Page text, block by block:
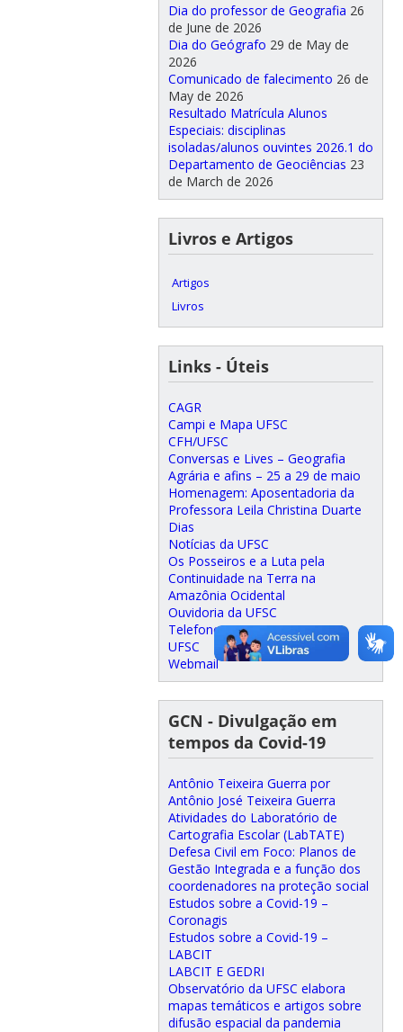
Dia do professor de Geografia 26
de June de 2026
Dia do Geógrafo 29 de May de
2026
Comunicado de falecimento 26 de
May de 2026
Resultado Matrícula Alunos
Especiais: disciplinas
isoladas/alunos ouvintes 2026.1 do
Departamento de Geociências 23
de March de 2026
Livros e Artigos
Artigos
Livros
Links - Úteis
CAGR
Campi e Mapa UFSC
CFH/UFSC
Conversas e Lives – Geografia
Agrária e afins – 25 a 29 de maio
Homenagem: Aposentadoria da
Professora Leila Christina Duarte
Dias
Notícias da UFSC
Os Posseiros e a Luta pela
Continuidade na Terra na
Amazônia Ocidental
Ouvidoria da UFSC
Telefones UFSC
UFSC
Webmail
GCN - Divulgação em
tempos da Covid-19
Antônio Teixeira Guerra por
Antônio José Teixeira Guerra
Atividades do Laboratório de
Cartografia Escolar (LabTATE)
Defesa Civil em Foco: Planos de
Gestão Integrada e a função dos
coordenadores na proteção social
Estudos sobre a Covid-19 –
Coronagis
Estudos sobre a Covid-19 –
LABCIT
LABCIT E GEDRI
Observatório da UFSC elabora
mapas temáticos e artigos sobre
difusão espacial da pandemia